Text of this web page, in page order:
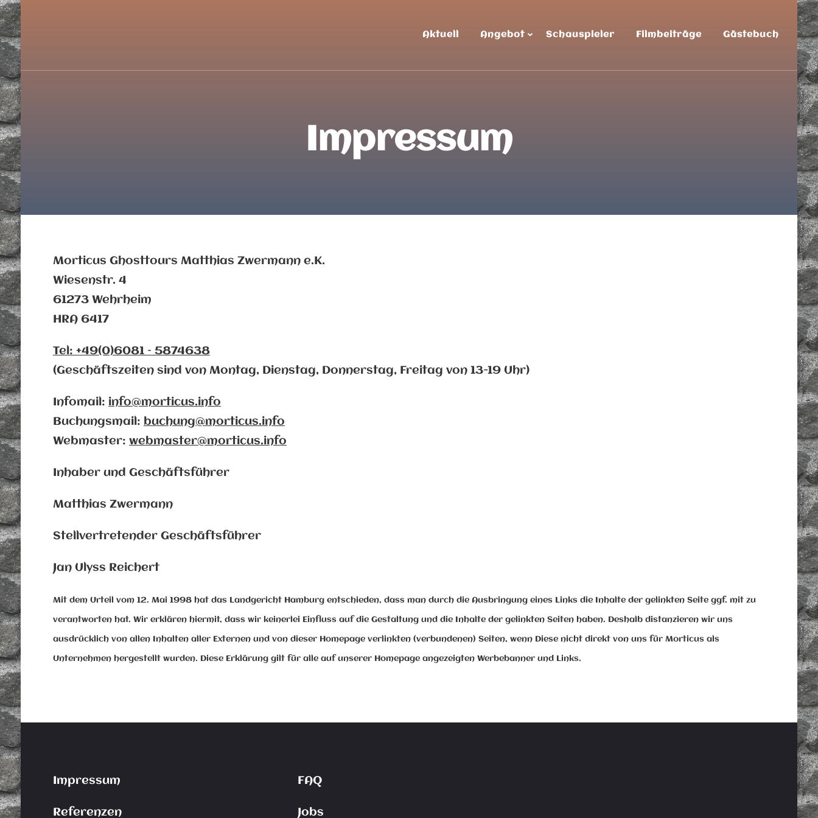
Skip
to
content
(Press
Enter)
Aktuell Angebot Schauspieler Filmbeiträge Gästebuch
Impressum
Morticus Ghosttours Matthias Zwermann e.K.
Wiesenstr. 4
61273 Wehrheim
HRA 6417
Tel: +49(0)6081 – 5874638
(Geschäftszeiten sind von Montag, Dienstag, Donnerstag, Freitag von 13-19 Uhr)
Infomail: info@morticus.info
Buchungsmail: buchung@morticus.info
Webmaster: webmaster@morticus.info
Inhaber und Geschäftsführer
Matthias Zwermann
Stellvertretender Geschäftsführer
Jan Ulyss Reichert
Mit dem Urteil vom 12. Mai 1998 hat das Landgericht Hamburg entschieden, dass man durch die Ausbringung eines Links die Inhalte der gelinkten Seite ggf. mit zu
verantworten hat. Wir erklären hiermit, dass wir keinerlei Einfluss auf die Gestaltung und die Inhalte der gelinkten Seiten haben. Deshalb distanzieren wir uns
ausdrücklich von allen Inhalten aller Externen und von dieser Homepage verlinkten (verbundenen) Seiten, wenn Diese nicht direkt von uns für Morticus als
Unternehmen hergestellt wurden. Diese Erklärung gilt für alle auf unserer Homepage angezeigten Werbebanner und Links.
Impressum
Referenzen
FAQ
Jobs